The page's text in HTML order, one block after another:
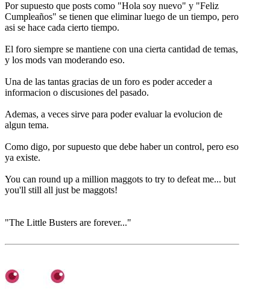
Por supuesto que posts como "Hola soy nuevo" y "Feliz
Cumpleaños" se tienen que eliminar luego de un tiempo, pero
asi se hace cada cierto tiempo.
El foro siempre se mantiene con una cierta cantidad de temas,
y los mods van moderando eso.
Una de las tantas gracias de un foro es poder acceder a
informacion o discusiones del pasado.
Ademas, a veces sirve para poder evaluar la evolucion de
algun tema.
Como digo, por supuesto que debe haber un control, pero eso
ya existe.
You can round up a million maggots to try to defeat me... but
you'll still all just be maggots!
"The Little Busters are forever..."